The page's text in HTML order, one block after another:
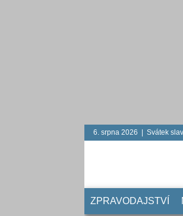
6. srpna 2026 | Svátek
ZPRAVODAJSTVÍ